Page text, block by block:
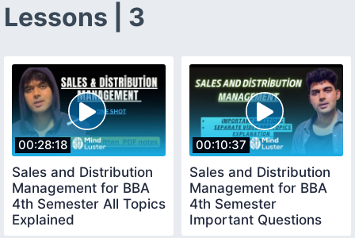
Lessons | 3
00:28:18
Sales and Distribution
Management for BBA
4th Semester All Topics
Explained
00:10:37
Sales and Distribution
Management for BBA
4th Semester
Important Questions